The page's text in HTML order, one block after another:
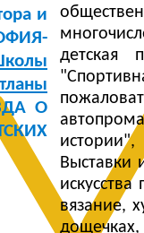
и
О
детская
Выставки
вязание,